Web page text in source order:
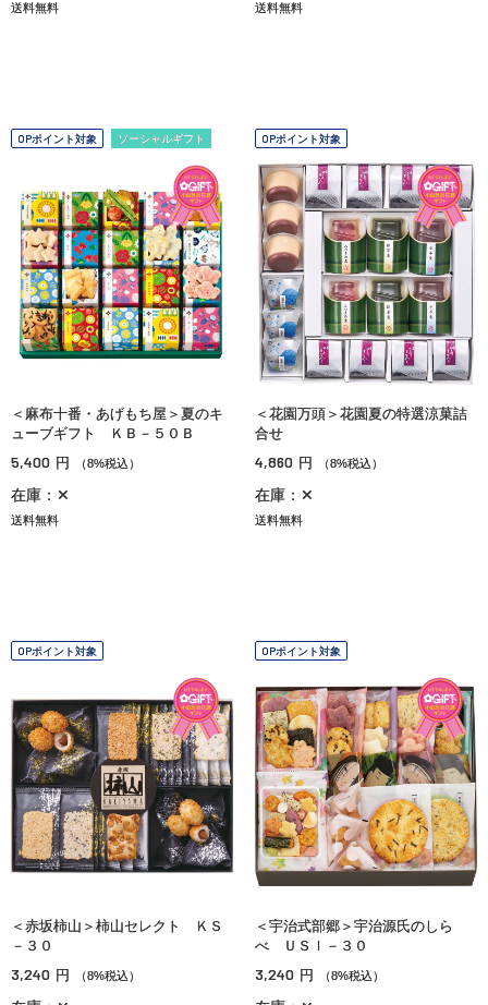
送料無料 送料無料
OPポイント対象 ソーシャルギフト
＜麻布十番・あげもち屋＞夏のキ
ューブギフト ＫＢ－５０Ｂ
5,400 円 （8%税込）
在庫：✕
送料無料
OPポイント対象
＜花園万頭＞花園夏の特選涼菓詰
合せ
4,860 円 （8%税込）
在庫：✕
送料無料
OPポイント対象
＜赤坂柿山＞柿山セレクト ＫＳ
－３０
3,240 円 （8%税込）
OPポイント対象
＜宇治式部郷＞宇治源氏のしら
べ ＵＳＩ－３０
3,240 円 （8%税込）